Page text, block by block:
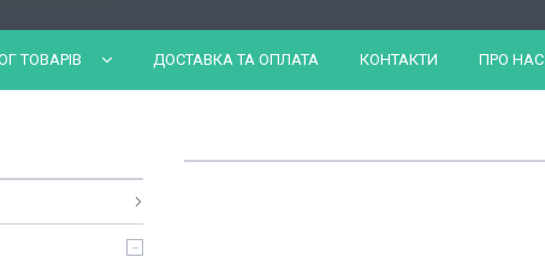
ТОВАРІВ ДОСТАВКА ТА ОПЛАТА КОНТАКТИ ПРО НАС